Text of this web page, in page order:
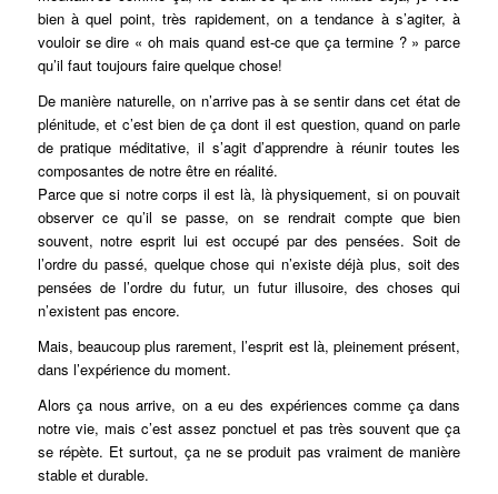
bien à quel point, très rapidement, on a tendance à s’agiter, à
vouloir se dire « oh mais quand est-ce que ça termine ? » parce
qu’il faut toujours faire quelque chose!
De manière naturelle, on n’arrive pas à se sentir dans cet état de
plénitude, et c’est bien de ça dont il est question, quand on parle
de pratique méditative, il s’agit d’apprendre à réunir toutes les
composantes de notre être en réalité.
Parce que si notre corps il est là, là physiquement, si on pouvait
observer ce qu’il se passe, on se rendrait compte que bien
souvent, notre esprit lui est occupé par des pensées. Soit de
l’ordre du passé, quelque chose qui n’existe déjà plus, soit des
pensées de l’ordre du futur, un futur illusoire, des choses qui
n’existent pas encore.
Mais, beaucoup plus rarement, l’esprit est là, pleinement présent,
dans l’expérience du moment.
Alors ça nous arrive, on a eu des expériences comme ça dans
notre vie, mais c’est assez ponctuel et pas très souvent que ça
se répète. Et surtout, ça ne se produit pas vraiment de manière
stable et durable.